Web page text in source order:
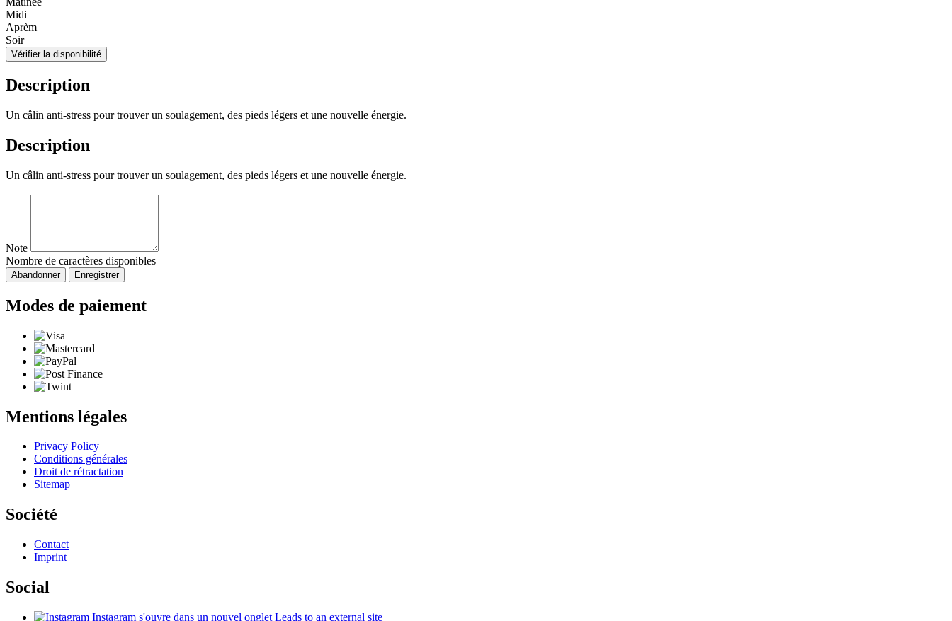
Midi
Aprèm
Soir
Vérifier la disponibilité
Description
Un câlin anti-stress pour trouver un soulagement, des pieds légers et une nouvelle énergie.
Description
Un câlin anti-stress pour trouver un soulagement, des pieds légers et une nouvelle énergie.
Note
Nombre de caractères disponibles
Abandonner Enregistrer
Modes de paiement
Mentions légales
Privacy Policy
Conditions générales
Droit de rétractation
Sitemap
Société
Contact
Imprint
Social
Instagram s'ouvre dans un nouvel onglet Leads to an external site